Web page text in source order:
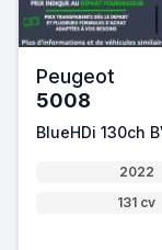
Peugeot
5008
BlueHDi 130ch
2022
131 cv